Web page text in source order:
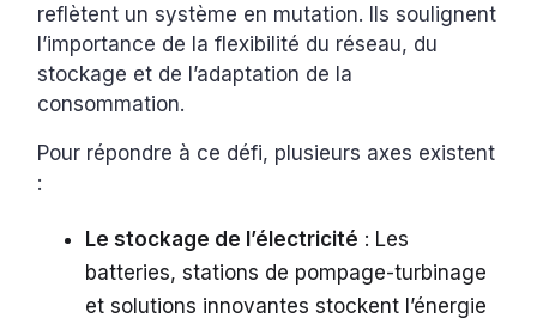
reflètent un système en mutation. Ils soulignent
l’importance de la flexibilité du réseau, du
stockage et de l’adaptation de la
consommation.
Pour répondre à ce défi, plusieurs axes existent
:
Le stockage de l’électricité : Les
batteries, stations de pompage-turbinage
et solutions innovantes stockent l’énergie